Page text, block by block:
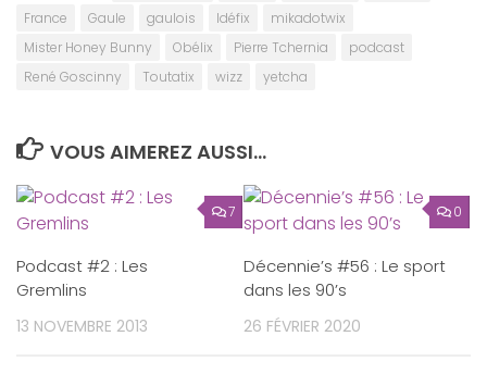
France
Gaule gaulois Idéfix
mikadotwix
Mister Honey Bunny
Obélix Pierre Tchernia
podcast
René Goscinny
Toutatix wizz yetcha
VOUS AIMEREZ AUSSI...
7
Podcast #2 : Les
Gremlins
13 NOVEMBRE 2013
0
Décennie’s #56 : Le sport
dans les 90’s
26 FÉVRIER 2020